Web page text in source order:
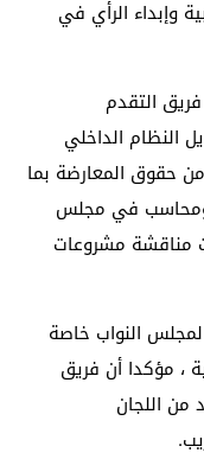
وإبداء الرأي في
التقدم
النظام الداخلي
حقوق المعارضة بما
في مجلس
مناقشة مشروعات
لمجلس النواب خاصة
، مؤكدا أن فريق
من اللجان